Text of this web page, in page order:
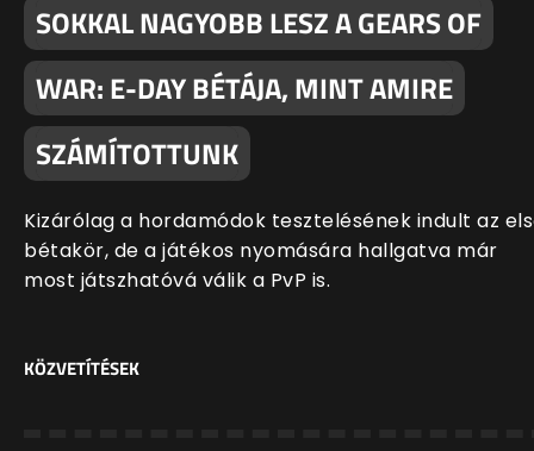
SOKKAL NAGYOBB LESZ A GEARS OF
WAR: E-DAY BÉTÁJA, MINT AMIRE
SZÁMÍTOTTUNK
Kizárólag a hordamódok tesztelésének indult az
bétakör, de a játékos nyomására hallgatva már
most játszhatóvá válik a PvP is.
KÖZVETÍTÉSEK